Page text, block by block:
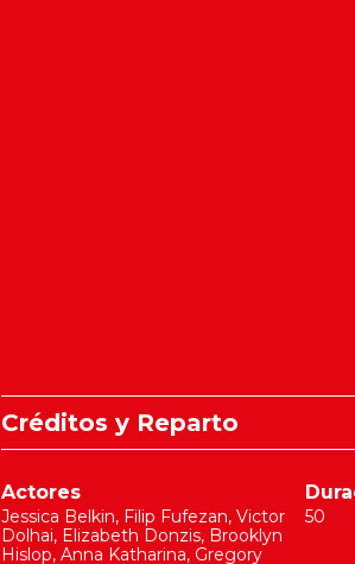
Créditos y Reparto
Actores
Jessica Belkin, Filip Fufezan, Victor
Dolhai, Elizabeth Donzis, Brooklyn
Hislop, Anna Katharina, Gregory
50